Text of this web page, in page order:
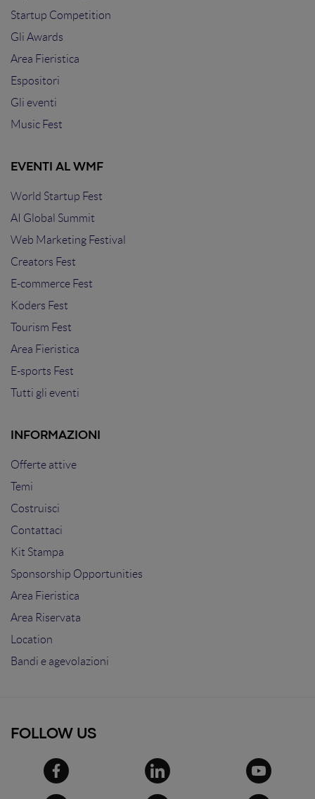
Startup Competition
Gli Awards
Area Fieristica
Espositori
Gli eventi
Music Fest
EVENTI AL WMF
World Startup Fest
AI Global Summit
Web Marketing Festival
Creators Fest
E-commerce Fest
Koders Fest
Tourism Fest
Area Fieristica
E-sports Fest
Tutti gli eventi
INFORMAZIONI
Offerte attive
Temi
Costruisci
Contattaci
Kit Stampa
Sponsorship Opportunities
Area Fieristica
Area Riservata
Location
Bandi e agevolazioni
FOLLOW US